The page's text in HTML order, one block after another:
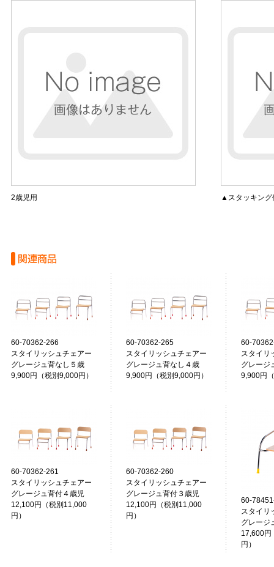
2歳児用 ▲スタッキング
60-70362-266
スタイリッシュチェアー
グレージュ背なし５歳
9,900円（税別9,000円）
60-70362-265
スタイリッシュチェアー
グレージュ背なし４歳
9,900円（税別9,000円）
60-
スタイリ
グレー
9,900円
60-70362-261
スタイリッシュチェアー
グレージュ背付４歳児
12,100円（税別11,000
円）
60-70362-260
スタイリッシュチェアー
グレージュ背付３歳児
12,100円（税別11,000
円）
60-
スタイリ
グレー
17,600円
円）